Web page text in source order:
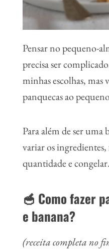
Pensar no pequeno-
precisa ser
minhas escolhas,
panquecas ao
Para além de ser uma
variar os ingredientes,
quantidade e congelar.
🥣 Como fazer
e banana?
(receita completa no